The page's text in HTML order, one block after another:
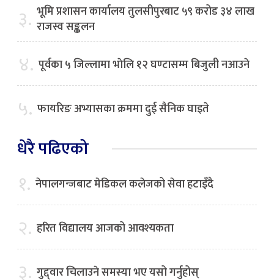
३. भूमि प्रशासन कार्यालय तुलसीपुरबाट ५९ करोड ३४ लाख
राजस्व सङ्कलन
४. पूर्वका ५ जिल्लामा भाेलि १२ घण्टासम्म बिजुली नआउने
५. फायरिङ अभ्यासका क्रममा दुई सैनिक घाइते
धेरै पढिएको
१. नेपालगन्जबाट मेडिकल कलेजको सेवा हटाइँदै
२. हरित विद्यालय आजको आवश्यकता
३. गुद्द्वार चिलाउने समस्या भए यसो गर्नुहोस्